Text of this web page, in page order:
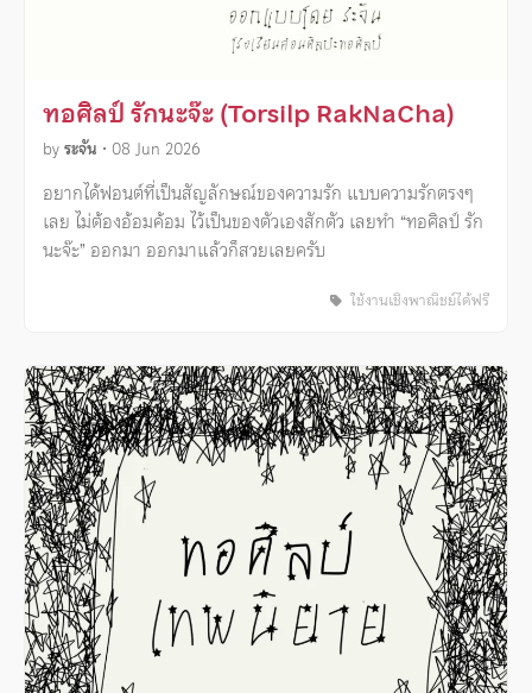
ทอศิลป์ รักนะจ๊ะ (Torsilp RakNaCha)
byระจัน • 08 Jun 2026
อยากได้ฟอนต์ที่เป็นสัญลักษณ์ของความรัก แบบความรักตรงๆ
เลย ไม่ต้องอ้อมค้อม ไว้เป็นของตัวเองสักตัว เลยทำ “ทอศิลป์ รัก
นะจ๊ะ” ออกมา ออกมาแล้วก็สวยเลยครับ
ใช้งานเชิงพาณิชย์ได้ฟรี